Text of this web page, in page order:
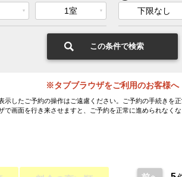
1室 下限なし
この条件で検索
※タブブラウザをご利用のお客様へ
示したご予約の操作はご遠慮ください。ご予約の手続きを
で画面を行き来させますと、ご予約を正常に進められなくな